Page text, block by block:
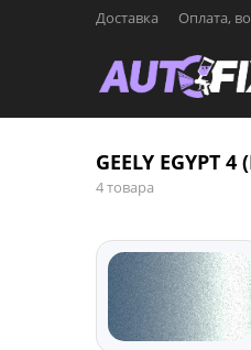
Доставка Оплата,
GEELY EGYPT
4 товара